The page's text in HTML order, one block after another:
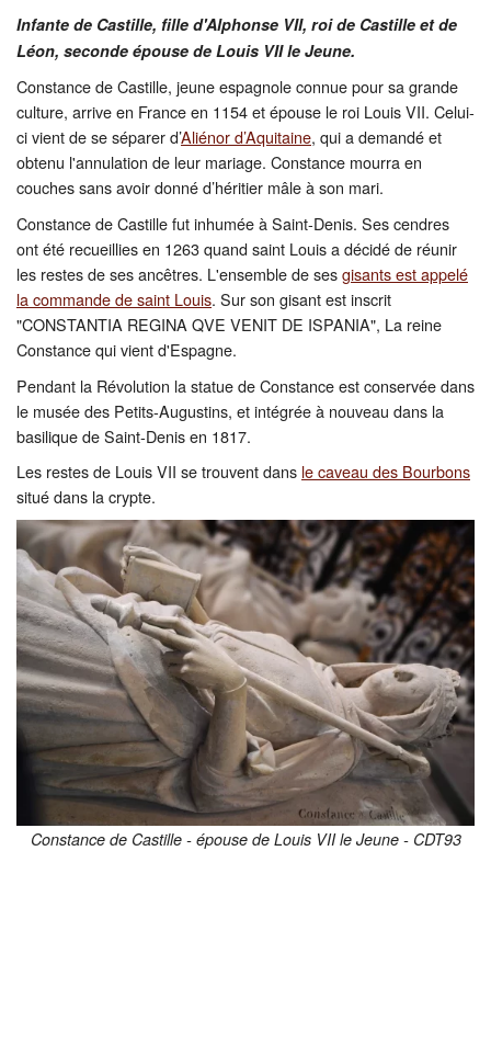
Infante de Castille, fille d'Alphonse VII, roi de Castille et de
Léon, seconde épouse de Louis VII le Jeune.
Constance de Castille, jeune espagnole connue pour sa grande
culture, arrive en France en 1154 et épouse le roi Louis VII. Celui-
ci vient de se séparer d’Aliénor d’Aquitaine, qui a demandé et
obtenu l'annulation de leur mariage. Constance mourra en
couches sans avoir donné d’héritier mâle à son mari.
Constance de Castille fut inhumée à Saint-Denis. Ses cendres
ont été recueillies en 1263 quand saint Louis a décidé de réunir
les restes de ses ancêtres. L'ensemble de sesgisants est appelé
la commande de saint Louis. Sur son gisant est inscrit
"CONSTANTIA REGINA QVE VENIT DE ISPANIA", La reine
Constance qui vient d'Espagne.
Pendant la Révolution la statue de Constance est conservée dans
le musée des Petits-Augustins, et intégrée à nouveau dans la
basilique de Saint-Denis en 1817.
Les restes de Louis VII se trouvent dans le caveau des Bourbons
situé dans la crypte.
Constance de Castille - épouse de Louis VII le Jeune - CDT93